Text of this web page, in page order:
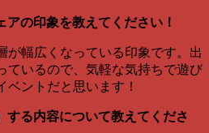
アの印象を教えてください！
が幅広くなっている印象です。出
ているので、気軽な気持ちで遊び
ベントだと思います！
する内容について教えてくださ